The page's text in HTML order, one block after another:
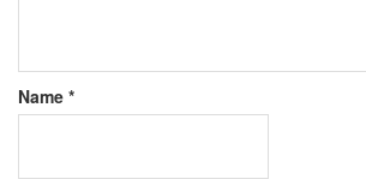
Name *